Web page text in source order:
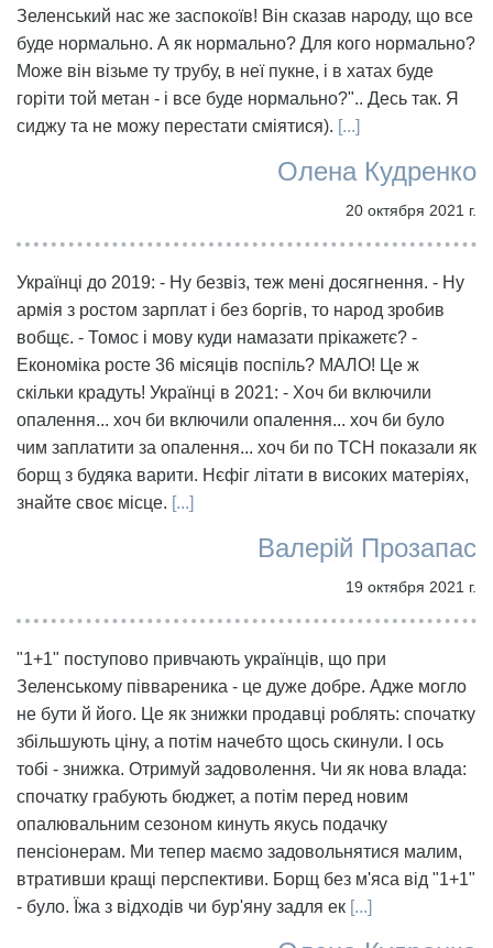
Зеленський нас же заспокоїв! Він сказав народу, що все
буде нормально. А як нормально? Для кого нормально?
Може він візьме ту трубу, в неї пукне, і в хатах буде
горіти той метан - і все буде нормально?".. Десь так. Я
сиджу та не можу перестати сміятися). [...]
Олена Кудренко
20 октября 2021 г.
Українці до 2019: - Ну безвіз, теж мені досягнення. - Ну
армія з ростом зарплат і без боргів, то народ зробив
вобщє. - Томос і мову куди намазати прікажетє? -
Економіка росте 36 місяців поспіль? МАЛО! Це ж
скільки крадуть! Українці в 2021: - Хоч би включили
опалення... хоч би включили опалення... хоч би було
чим заплатити за опалення... хоч би по ТСН показали як
борщ з будяка варити. Нєфіг літати в високих матеріях,
знайте своє місце. [...]
Валерій Прозапас
19 октября 2021 г.
"1+1" поступово привчають українців, що при
Зеленському піввареника - це дуже добре. Адже могло
не бути й його. Це як знижки продавці роблять: спочатку
збільшують ціну, а потім начебто щось скинули. І ось
тобі - знижка. Отримуй задоволення. Чи як нова влада:
спочатку грабують бюджет, а потім перед новим
опалювальним сезоном кинуть якусь подачку
пенсіонерам. Ми тепер маємо задовольнятися малим,
втративши кращі перспективи. Борщ без м'яса від "1+1"
- було. Їжа з відходів чи бур'яну задля ек [...]